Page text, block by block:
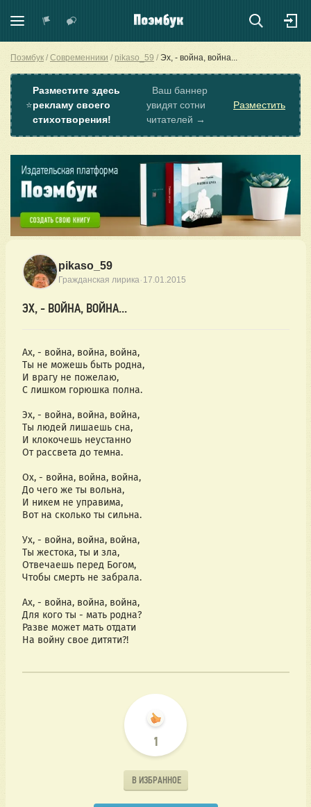
Поэмбук Современники pikaso_59 Эх, - война, война...
⭐
Разместите здесь
рекламу своего
стихотворения!
Ваш баннер
увидят сотни
читателей →
Разместить
pikaso_59
Гражданская лирика· 17.01.2015
ЭХ, - ВОЙНА, ВОЙНА...
Ах, - война, война, война,
Ты не можешь быть родна,
И врагу не пожелаю,
С лишком горюшка полна.
Эх, - война, война, война,
Ты людей лишаешь сна,
И клокочешь неустанно
От рассвета до темна.
Ох, - война, война, война,
До чего же ты вольна,
И никем не управима,
Вот на сколько ты сильна.
Ух, - война, война, война,
Ты жестока, ты и зла,
Отвечаешь перед Богом,
Чтобы смерть не забрала.
Ах, - война, война, война,
Для кого ты - мать родна?
Разве может мать отдати
На войну свое дитяти?!
1
В ИЗБРАННОЕ